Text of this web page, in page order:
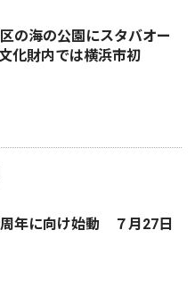
の海の公園にスタバオー
化財内では横浜市初
年に向け始動 ７月27日